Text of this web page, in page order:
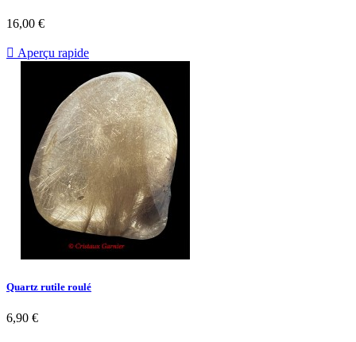
16,00 €
 Aperçu rapide
Quartz rutile roulé
6,90 €